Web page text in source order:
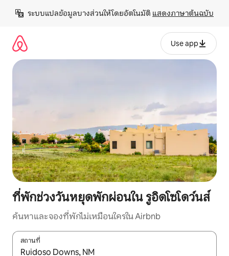
เนื้อหา
ระบบแปลข้อมูลบางส่วนให้โดยอัตโนมัติ แสดงภาษาต้นฉบับ
Use app
ที่พักช่วงวันหยุดพักผ่อนใน รูอิดโซโดว์นส์
ค้นหาและจองที่พักไม่เหมือนใครใน Airbnb
สถานที่
ใช้ลูกศรขึ้นลง หรือใช้การสัมผัสหรือปัด เพื่อสำรวจผลการค้นหา